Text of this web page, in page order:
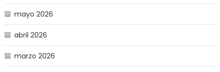
mayo 2026
abril 2026
marzo 2026